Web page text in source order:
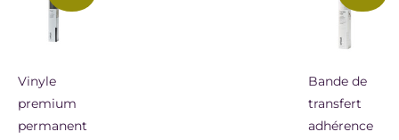
Vinyle
premium
permanent
Bande de
transfert
adhérence